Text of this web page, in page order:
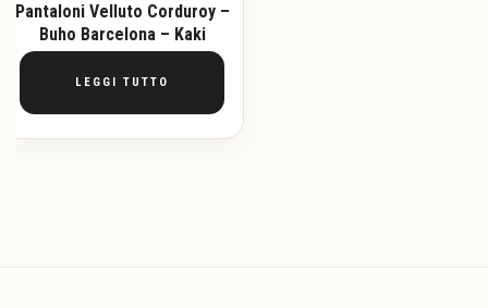
Pantaloni Velluto Corduroy –
Buho Barcelona – Kaki
LEGGI TUTTO